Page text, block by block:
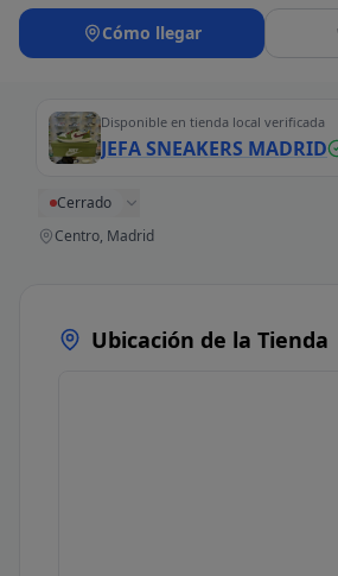
Cómo llegar
Disponible en tienda local verificada
JEFA SNEAKERS MADRID
Cerrado
Centro, Madrid
Ubicación de la Tienda